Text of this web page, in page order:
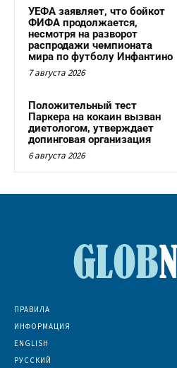
УЕФА заявляет, что бойкот
ФИФА продолжается,
несмотря на разворот
распродажи чемпионата
мира по футболу Инфантино
7 августа 2026
Положительный тест
Паркера на кокаин вызван
диетологом, утверждает
допинговая организация
6 августа 2026
ПРАВИЛА
ИНФОРМАЦИЯ
ENGLISH
РУССКИЙ